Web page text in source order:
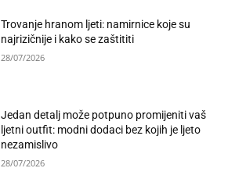
Trovanje hranom ljeti: namirnice koje su
najrizičnije i kako se zaštititi
28/07/2026
Jedan detalj može potpuno promijeniti vaš
ljetni outfit: modni dodaci bez kojih je ljeto
nezamislivo
28/07/2026